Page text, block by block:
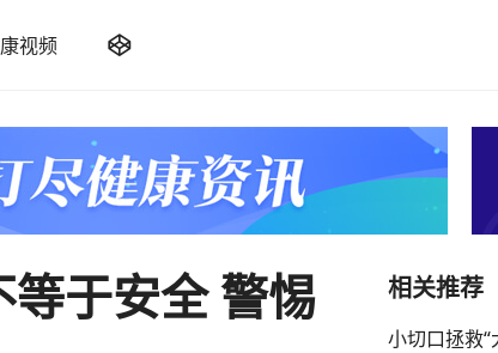
视频 
于安全 警惕
相关推荐
小切口拯救